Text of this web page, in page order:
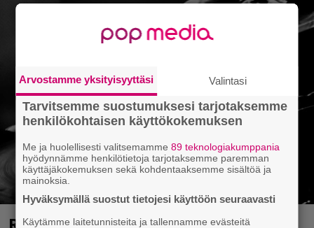
Arvostamme yksityisyyttäsi Valintasi
Tarvitsemme suostumuksesi tarjotaksemme
henkilökohtaisen käyttökokemuksen
Me ja huolellisesti valitsemamme89 teknologiakumppania
hyödynnämme henkilötietoja tarjotaksemme paremman
käyttäjäkokemuksen sekä kohdentaaksemme sisältöä ja
mainoksia.
Hyväksymällä suostut tietojesi käyttöön seuraavasti
Käytämme laitetunnisteita ja tallennamme evästeitä